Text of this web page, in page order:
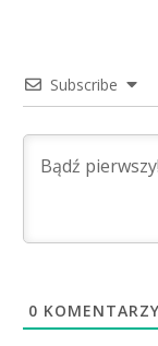
Subscribe
0 KOMENTARZY